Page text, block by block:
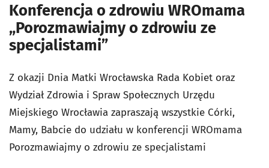
Konferencja o zdrowiu WROmama
„Porozmawiajmy o zdrowiu ze
specjalistami”
Z okazji Dnia Matki Wrocławska Rada Kobiet oraz
Wydział Zdrowia i Spraw Społecznych Urzędu
Miejskiego Wrocławia zapraszają wszystkie Córki,
Mamy, Babcie do udziału w konferencji WROmama
Porozmawiajmy o zdrowiu ze specjalistami